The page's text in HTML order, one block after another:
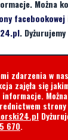
Można
facebookowej
.
zdarzenia w
zajęła się
informacje.
670.